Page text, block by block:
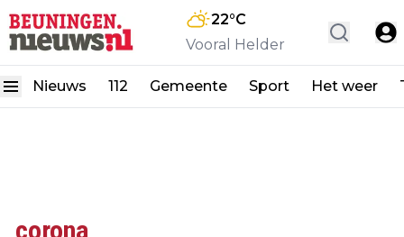
22°C
Vooral Helder
Nieuws 112 Gemeente Sport Het weer
corona